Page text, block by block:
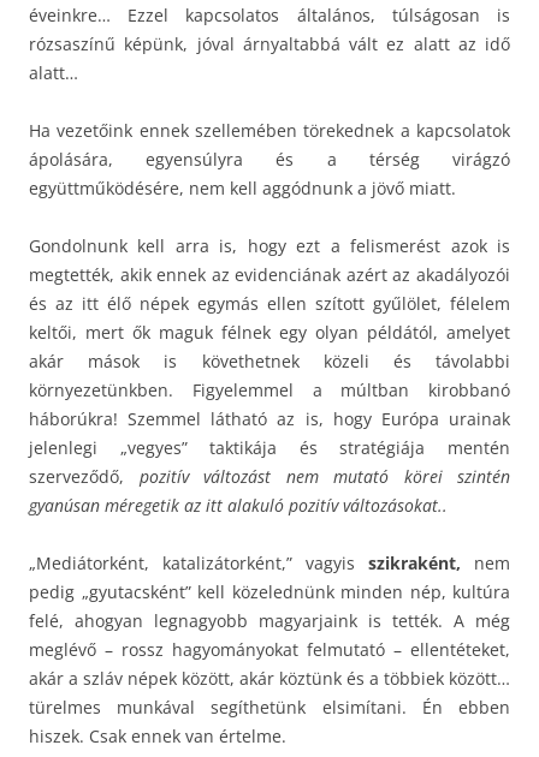
éveinkre… Ezzel kapcsolatos általános, túlságosan is
rózsaszínű képünk, jóval árnyaltabbá vált ez alatt az idő
alatt…
Ha vezetőink ennek szellemében törekednek a kapcsolatok
ápolására, egyensúlyra és a térség virágzó
együttműködésére, nem kell aggódnunk a jövő miatt.
Gondolnunk kell arra is, hogy ezt a felismerést azok is
megtették, akik ennek az evidenciának azért az akadályozói
és az itt élő népek egymás ellen szított gyűlölet, félelem
keltői, mert ők maguk félnek egy olyan példától, amelyet
akár mások is követhetnek közeli és távolabbi
környezetünkben. Figyelemmel a múltban kirobbanó
háborúkra! Szemmel látható az is, hogy Európa urainak
jelenlegi „vegyes” taktikája és stratégiája mentén
szerveződő, pozitív változást nem mutató körei szintén
gyanúsan méregetik az itt alakuló pozitív változásokat..
„Mediátorként, katalizátorként,” vagyis szikraként, nem
pedig „gyutacsként” kell közelednünk minden nép, kultúra
felé, ahogyan legnagyobb magyarjaink is tették. A még
meglévő – rossz hagyományokat felmutató – ellentéteket,
akár a szláv népek között, akár köztünk és a többiek között…
türelmes munkával segíthetünk elsimítani. Én ebben
hiszek. Csak ennek van értelme.